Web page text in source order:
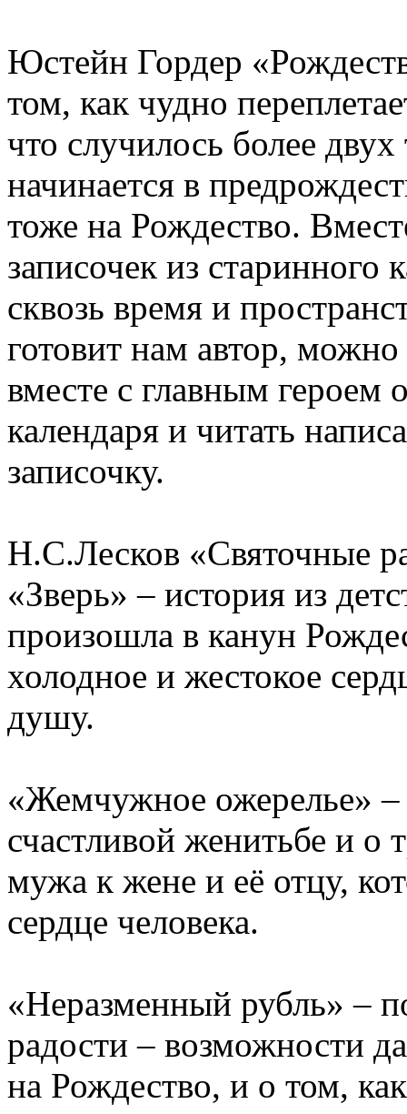
Юстейн Гордер
том, как чудно
что случилось более
начинается в
тоже на Рождество.
записочек из
сквозь время и
готовит нам автор,
вместе с главным героем
календаря и читать
записочку.
Н.С.Лесков «Святочные
«Зверь» – история из
произошла в канун
холодное и жестокое
душу.
«Жемчужное ожерелье» –
счастливой женитьбе и
мужа к жене и её отцу,
сердце человека.
«Неразменный рубль» –
радости – возможности
на Рождество, и о том,